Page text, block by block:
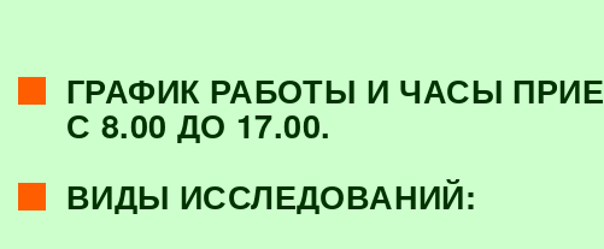
ГРАФИК РАБОТЫ И ЧАСЫ
С 8.00 ДО 17.00.
ВИДЫ ИССЛЕДОВАНИЙ: